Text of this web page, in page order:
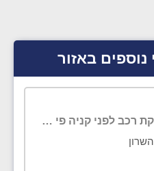
נוספים באזור
טכנו טסט - מכון בדיקת רכב לפני קניה פי גלילות